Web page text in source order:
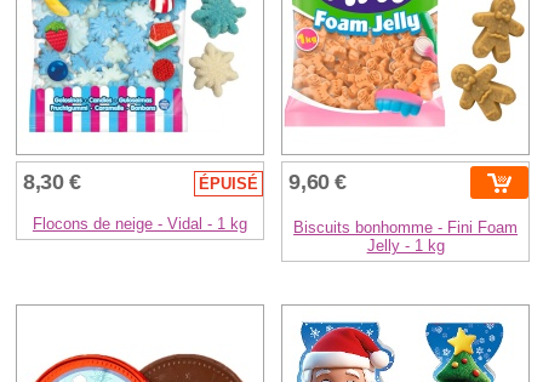
8,30 € ÉPUISÉ
Flocons de neige - Vidal - 1 kg
9,60 €
Biscuits bonhomme - Fini Foam
Jelly - 1 kg